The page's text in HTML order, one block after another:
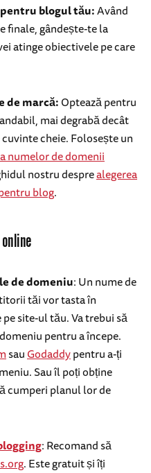
blogul tău:Având
finale, gândește-te la
atinge obiectivele pe care
de marcă:Optează pentru
mai degrabă decât
cheie. Folosește un
numelor de domenii
nostru desprealegerea
blog.
de domeniu: Un nume de
tăi vor tasta în
site-ul tău. Va trebui să
pentru a începe.
sauGodaddypentru a-ți
Sau îl poți obține
cumperi planul lor de
: Recomand să
. Este gratuit și îți